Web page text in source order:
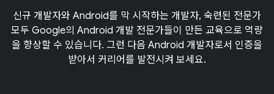
신규 개발자와 Android를 막 시작하는 개발자, 숙련된 전문가
모두 Google의 Android 개발 전문가들이 만든 교육으로 역량
을 향상할 수 있습니다. 그런 다음 Android 개발자로서 인증을
받아서 커리어를 발전시켜 보세요.